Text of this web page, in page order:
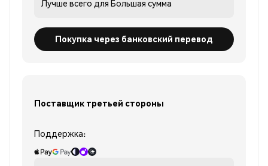
Лучше всего для Большая сумма
Покупка через банковский перевод
Поставщик третьей стороны
Поддержка: